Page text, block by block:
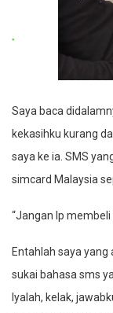
Saya baca
kekasihku kurang
saya ke ia. SMS
simcard Malaysia
“Jangan lp membeli
Entahlah saya
sukai bahasa sms
Iyalah, kelak,